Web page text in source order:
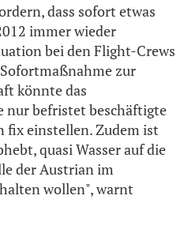
dass sofort etwas
immer wieder
bei den Flight-Crews
zur
könnte das
nur befristet beschäftigte
fix einstellen. Zudem ist
quasi Wasser auf die
der Austrian im
wollen", warnt